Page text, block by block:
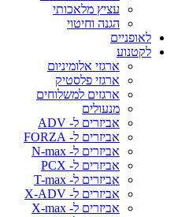
עציץ מלאכותי
הגנה וחיטוי
לאופניים
לקטנוע
ארגזי אלומיניום
ארגזי פלסטיק
ארגזים למשלוחים
מנעולים
אביזרים ל- ADV
אביזרים ל- FORZA
אביזרים ל- N-max
אביזרים ל- PCX
אביזרים ל- T-max
אביזרים ל- X-ADV
אביזרים ל- X-max